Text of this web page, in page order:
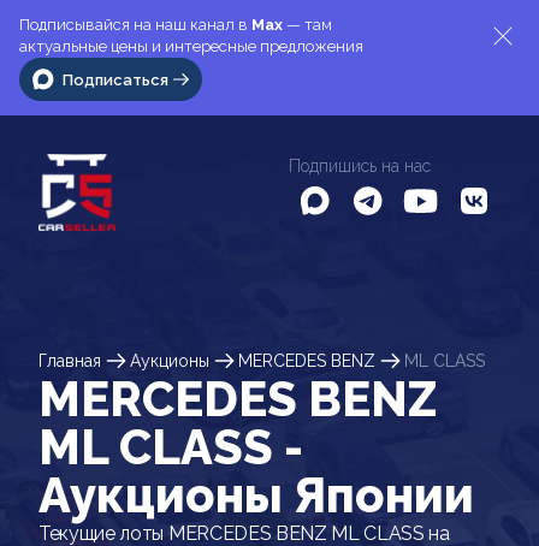
Подписывайся на наш канал в Max — там
актуальные цены и интересные предложения
Подписаться
Подпишись на нас
Главная Аукционы MERCEDES BENZ ML CLASS
MERCEDES BENZ
ML CLASS -
Аукционы Японии
Текущие лоты MERCEDES BENZ ML CLASS на